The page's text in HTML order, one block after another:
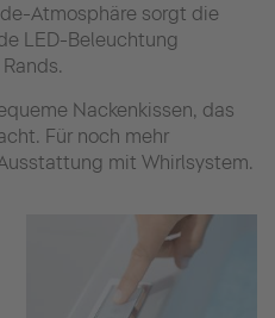
Atmosphäre sorgt die
LED-Beleuchtung
Nackenkissen, das
Für noch mehr
mit Whirlsystem.